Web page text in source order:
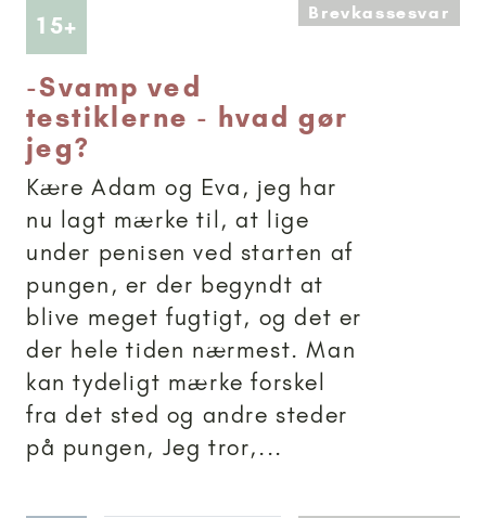
15+ Artikler anbefalet til 15+Brevkassesvar
-Svamp ved
testiklerne - hvad gør
jeg?
Kære Adam og Eva, jeg har
nu lagt mærke til, at lige
under penisen ved starten af
pungen, er der begyndt at
blive meget fugtigt, og det er
der hele tiden nærmest. Man
kan tydeligt mærke forskel
fra det sted og andre steder
på pungen, Jeg tror,...